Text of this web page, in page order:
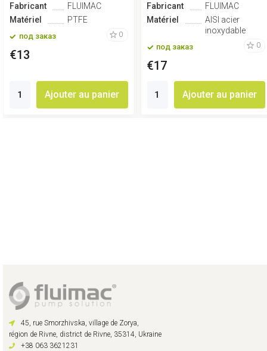
Fabricant
FLUIMAC
Matériel
PTFE
под заказ 0
€13
Ajouter au panier
Fabricant
FLUIMAC
Matériel
AISI acier
inoxydable
под заказ 0
€17
Ajouter au panier
45, rue Smorzhivska, village de Zorya,
région de Rivne, district de Rivne, 35314, Ukraine
+38 063 3621231